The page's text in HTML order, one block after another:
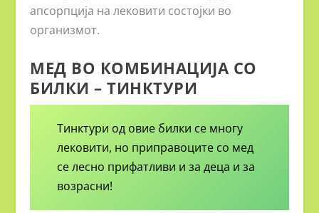
апсорпција на лековити состојки во
организмот.
МЕД ВО КОМБИНАЦИЈА СО
БИЛКИ – ТИНКТУРИ
Тинктури од овие билки се многу
лековити, но приправоците со мед
се лесно прифатливи и за деца и за
возрасни!